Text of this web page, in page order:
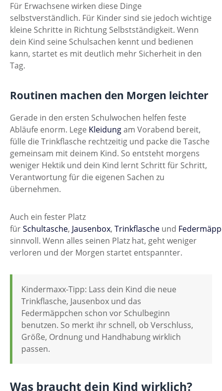
Für Erwachsene wirken diese Dinge
selbstverständlich. Für Kinder sind sie jedoch wichtige
kleine Schritte in Richtung Selbstständigkeit. Wenn
dein Kind seine Schulsachen kennt und bedienen
kann, startet es mit deutlich mehr Sicherheit in den
Tag.
Routinen machen den Morgen leichter
Gerade in den ersten Schulwochen helfen feste
Abläufe enorm. Lege Kleidungam Vorabend bereit,
fülle die Trinkflasche rechtzeitig und packe die Tasche
gemeinsam mit deinem Kind. So entsteht morgens
weniger Hektik und dein Kind lernt Schritt für Schritt,
Verantwortung für die eigenen Sachen zu
übernehmen.
Auch ein fester Platz
fürSchultasche, Jausenbox, Trinkflasche und
sinnvoll. Wenn alles seinen Platz hat, geht weniger
verloren und der Morgen startet entspannter.
Kindermaxx-Tipp: Lass dein Kind die neue
Trinkflasche, Jausenbox und das
Federmäppchen schon vor Schulbeginn
benutzen. So merkt ihr schnell, ob Verschluss,
Größe, Ordnung und Handhabung wirklich
passen.
Was braucht dein Kind wirklich?